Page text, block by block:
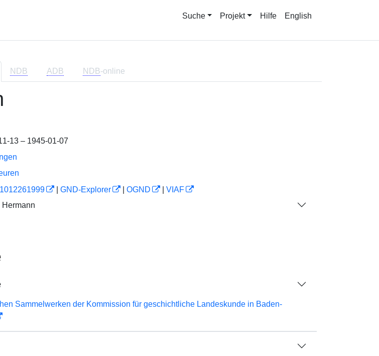
Suche Projekt Hilfe English
NDB ADB NDB-online
13 – 1945-01-07
GND-Explorer OGND
VIAF
Hermann
Sammelwerken der Kommission für geschichtliche Landeskunde in Baden-